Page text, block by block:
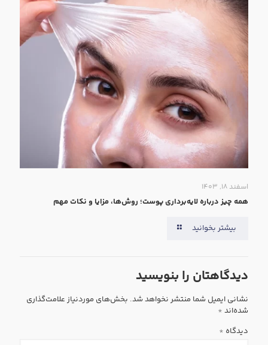
اسفند ۱۸, ۱۴۰۳
همه‌ چیز درباره لایه‌برداری پوست؛ روش‌ها، مزایا و نکات مهم
بیشتر بخوانید
دیدگاهتان را بنویسید
نشانی ایمیل شما منتشر نخواهد شد. بخش‌های موردنیاز علامت‌گذاری
شده‌اند *
دیدگاه *